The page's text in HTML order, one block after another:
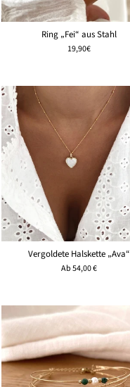
Ring „Fei“ aus Stahl
19,90€
Vergoldete Halskette „Ava“
Ab54,00 €